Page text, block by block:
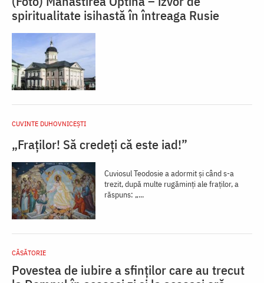
spiritualitate isihastă în întreaga Rusie
CUVINTE DUHOVNICEȘTI
„Fraților! Să credeți că este iad!”
Cuviosul Teodosie a adormit și când s-a
trezit, după multe rugăminți ale fraților, a
răspuns: „...
CĂSĂTORIE
Povestea de iubire a sfinților care au trecut